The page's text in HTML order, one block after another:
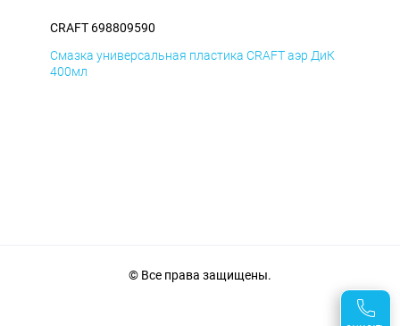
CRAFT 698809590
Смазка универсальная пластика CRAFT аэр ДиК
400мл
© Все права защищены.